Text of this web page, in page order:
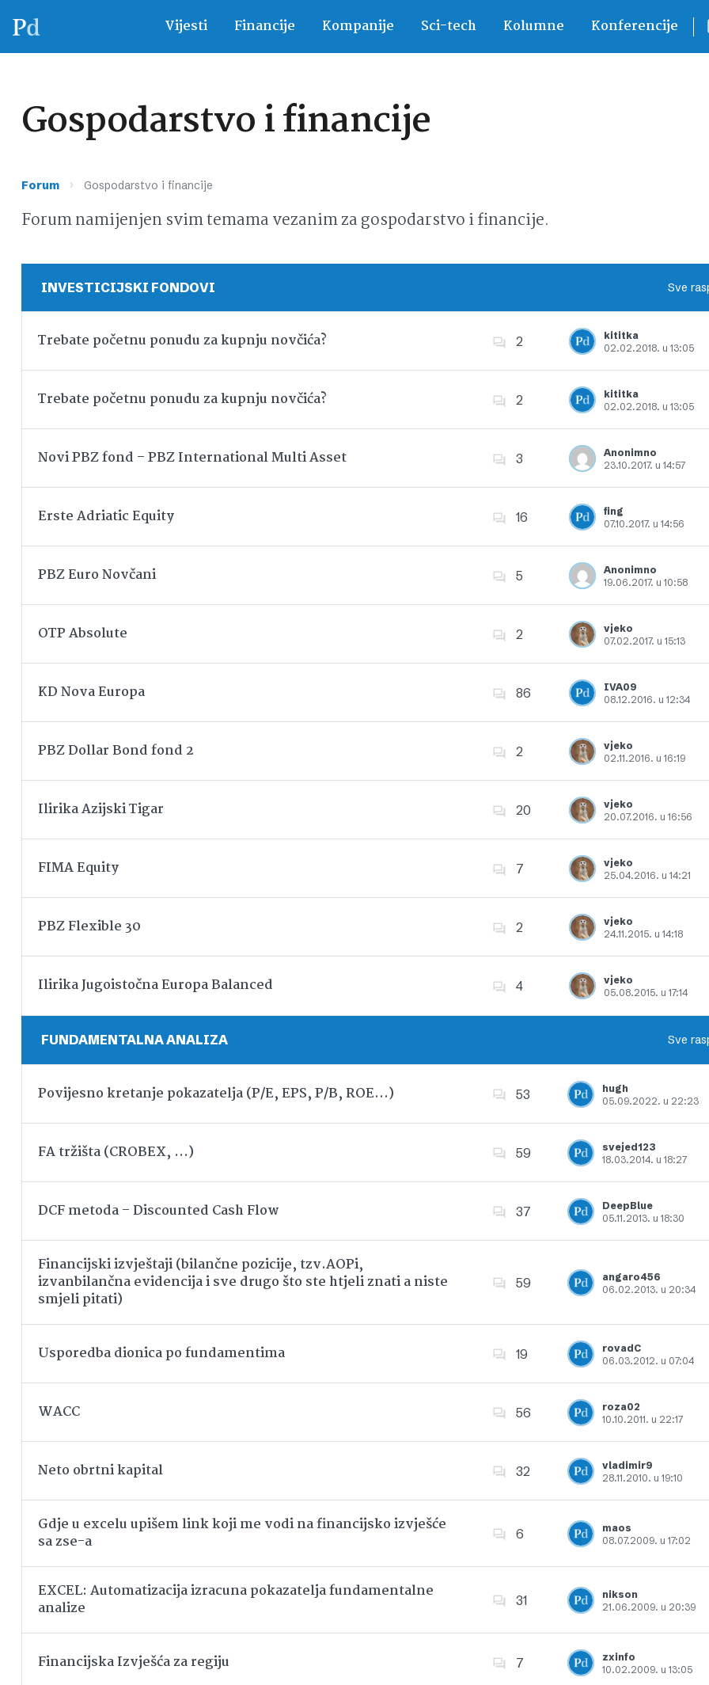
Vijesti Financije Kompanije Sci-tech Kolumne Konferencije
Gospodarstvo i financije
Forum › Gospodarstvo i financije
Forum namijenjen svim temama vezanim za gospodarstvo i financije.
INVESTICIJSKI FONDOVI Sve
Trebate početnu ponudu za kupnju novčića? 2
kititka
02.02.2018. u 13:05
Dodajte u favorite
Trebate početnu ponudu za kupnju novčića? 2
kititka
02.02.2018. u 13:05
Dodajte u favorite
Novi PBZ fond – PBZ International Multi Asset 3
Anonimno
23.10.2017. u 14:57
Dodajte u favorite
Erste Adriatic Equity 16
fing
07.10.2017. u 14:56
Dodajte u favorite
PBZ Euro Novčani 5
Anonimno
19.06.2017. u 10:58
Dodajte u favorite
OTP Absolute 2
vjeko
07.02.2017. u 15:13
Dodajte u favorite
KD Nova Europa 86
IVA09
08.12.2016. u 12:34
Dodajte u favorite
PBZ Dollar Bond fond 2 2
vjeko
02.11.2016. u 16:19
Dodajte u favorite
Ilirika Azijski Tigar 20
vjeko
20.07.2016. u 16:56
Dodajte u favorite
FIMA Equity 7
vjeko
25.04.2016. u 14:21
Dodajte u favorite
PBZ Flexible 30 2
vjeko
24.11.2015. u 14:18
Dodajte u favorite
Ilirika Jugoistočna Europa Balanced 4
vjeko
05.08.2015. u 17:14
Dodajte u favorite
FUNDAMENTALNA ANALIZA Sve
Povijesno kretanje pokazatelja (P/E, EPS, P/B, ROE…) 53
hugh
05.09.2022. u 22:23
Dodajte u favorite
FA tržišta (CROBEX, …) 59
svejed123
18.03.2014. u 18:27
Dodajte u favorite
DCF metoda – Discounted Cash Flow 37
DeepBlue
05.11.2013. u 18:30
Financijski izvještaji (bilančne pozicije, tzv.AOPi,
izvanbilančna evidencija i sve drugo što ste htjeli znati a niste
smjeli pitati)
59
angaro456
06.02.2013. u 20:34
Usporedba dionica po fundamentima 19
rovadC
06.03.2012. u 07:04
Dodajte u favorite
WACC 56
roza02
10.10.2011. u 22:17
Dodajte u favorite
Neto obrtni kapital 32
vladimir9
28.11.2010. u 19:10
Gdje u excelu upišem link koji me vodi na financijsko izvješće
sa zse-a
6
maos
08.07.2009. u 17:02
EXCEL: Automatizacija izracuna pokazatelja fundamentalne
analize
31
nikson
21.06.2009. u 20:39
Financijska Izvješća za regiju 7
zxinfo
10.02.2009. u 13:05